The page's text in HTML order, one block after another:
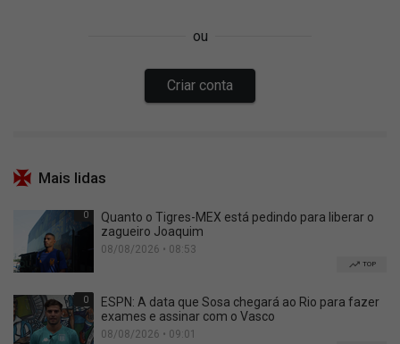
Mais lidas
0
Quanto o Tigres-MEX está pedindo para liberar o
zagueiro Joaquim
08/08/2026 • 08:53
TOP
0
ESPN: A data que Sosa chegará ao Rio para fazer
exames e assinar com o Vasco
08/08/2026 • 09:01